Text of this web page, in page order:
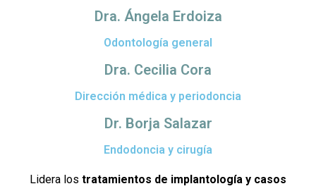
Dra. Ángela Erdoiza
Odontología general
Dra. Cecilia Cora
Dirección médica y periodoncia
Dr. Borja Salazar
Endodoncia y cirugía
Lidera los tratamientos de implantología y casos